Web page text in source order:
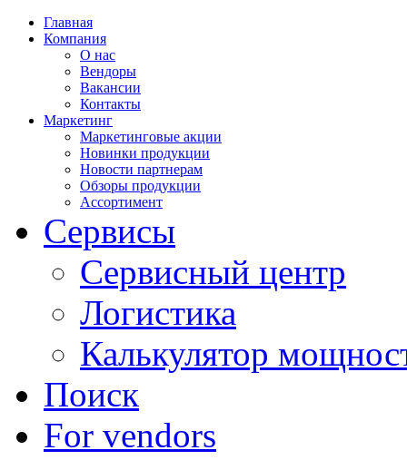
Главная
Компания
О нас
Вендоры
Вакансии
Контакты
Маркетинг
Маркетинговые акции
Новинки продукции
Новости партнерам
Обзоры продукции
Ассортимент
Сервисы
Сервисный центр
Логистика
Калькулятор
Поиск
For vendors